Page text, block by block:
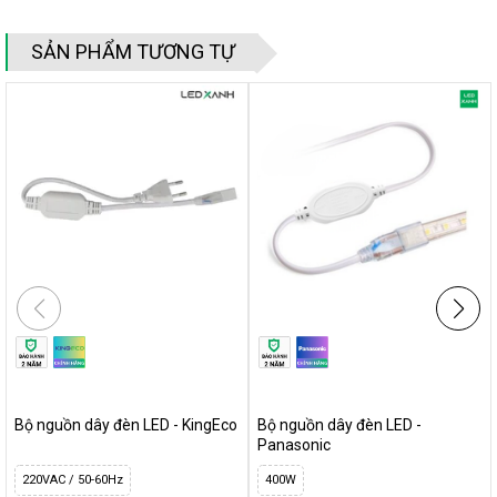
SẢN PHẨM TƯƠNG TỰ
Bộ nguồn dây đèn LED - KingEco
220VAC / 50-60Hz
Bộ nguồn dây đèn LED -
Panasonic
400W